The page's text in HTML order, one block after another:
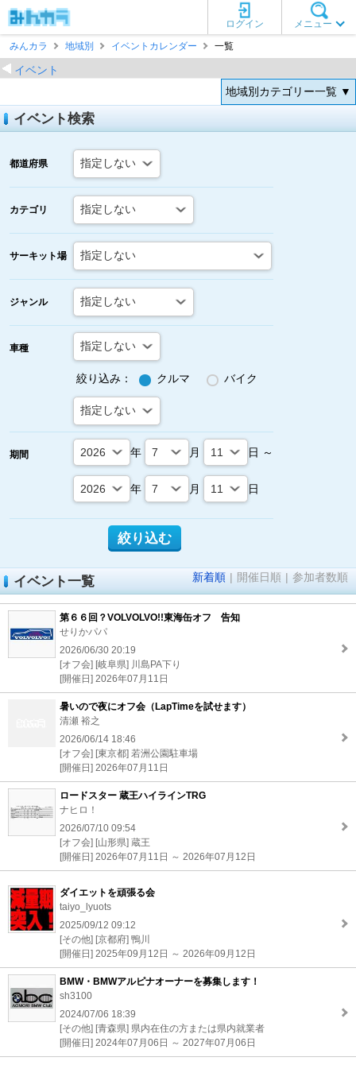
メニュー
ログイン
みんカラ
地域別 イベントカレンダー 一覧
イベント
地域別カテゴリー一覧 ▼
イベント検索
都道府県
カテゴリ
サーキット場
ジャンル
車種
絞り込み： クルマ バイク
期間 年 月 日 ～
年 月 日
イベント一覧 新着順 | 開催日順 | 参加者数順
第６６回？VOLVOLVO!!東海缶オフ 告知
せりかパパ
2026/06/30 20:19
[オフ会] [岐阜県] 川島PA下り
[開催日] 2026年07月11日
暑いので夜にオフ会（LapTimeを試せます）
清瀬 裕之
2026/06/14 18:46
[オフ会] [東京都] 若洲公園駐車場
[開催日] 2026年07月11日
ロードスター 蔵王ハイラインTRG
ナヒロ！
2026/07/10 09:54
[オフ会] [山形県] 蔵王
[開催日] 2026年07月11日 ～ 2026年07月12日
ダイエットを頑張る会
taiyo_lyuots
2025/09/12 09:12
[その他] [京都府] 鴨川
[開催日] 2025年09月12日 ～ 2026年09月12日
BMW・BMWアルピナオーナーを募集します！
sh3100
2024/07/06 18:39
[その他] [青森県] 県内在住の方または県内就業者
[開催日] 2024年07月06日 ～ 2027年07月06日